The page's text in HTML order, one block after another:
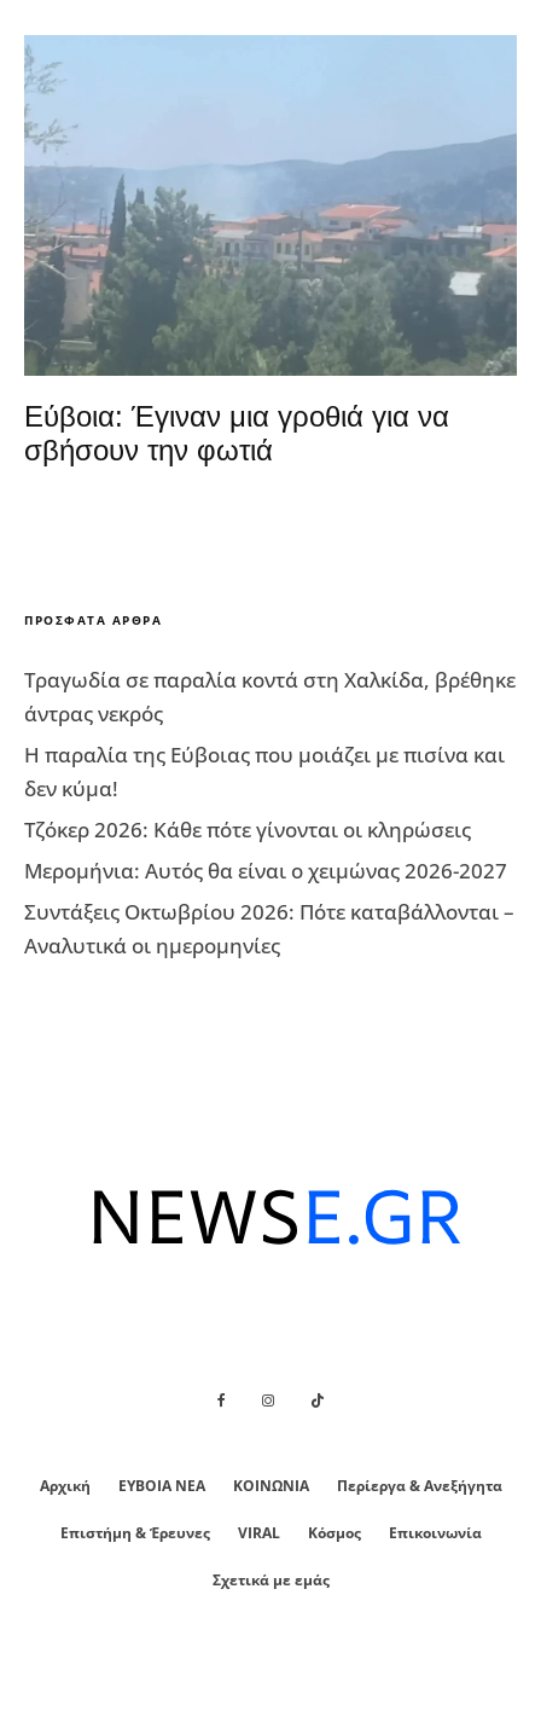
Εύβοια: Έγιναν μια γροθιά για να
σβήσουν την φωτιά
ΠΡΌΣΦΑΤΑ ΆΡΘΡΑ
Τραγωδία σε παραλία κοντά στη Χαλκίδα, βρέθηκε
άντρας νεκρός
Η παραλία της Εύβοιας που μοιάζει με πισίνα και
δεν κύμα!
Τζόκερ 2026: Κάθε πότε γίνονται οι κληρώσεις
Μερομήνια: Αυτός θα είναι ο χειμώνας 2026-2027
Συντάξεις Οκτωβρίου 2026: Πότε καταβάλλονται –
Αναλυτικά οι ημερομηνίες
Αρχική ΕΥΒΟΙΑ ΝΕΑ ΚΟΙΝΩΝΙΑ Περίεργα & Ανεξήγητα
Επιστήμη & Έρευνες VIRAL Κόσμος Επικοινωνία
Σχετικά με εμάς